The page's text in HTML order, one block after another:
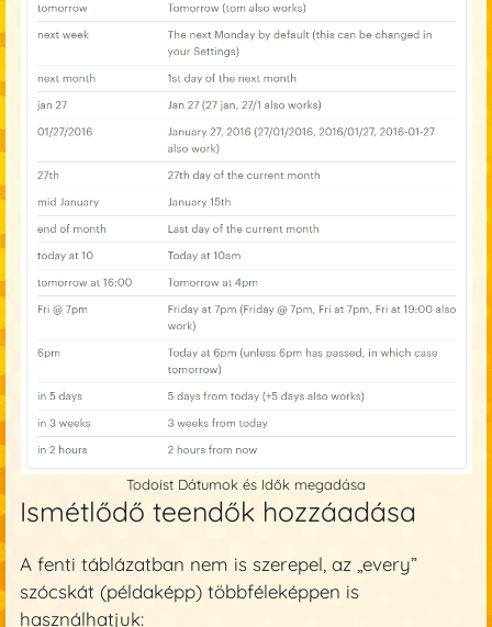
Todoist Dátumok és Idők megadása
Ismétlődő teendők hozzáadása
A fenti táblázatban nem is szerepel, az „every”
szócskát (példaképp) többféleképpen is
használhatjuk: